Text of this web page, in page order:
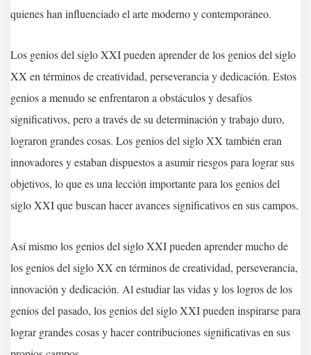
quienes han influenciado el arte moderno y contemporáneo.
Los genios del siglo XXI pueden aprender de los genios del siglo
XX en términos de creatividad, perseverancia y dedicación. Estos
genios a menudo se enfrentaron a obstáculos y desafíos
significativos, pero a través de su determinación y trabajo duro,
lograron grandes cosas. Los genios del siglo XX también eran
innovadores y estaban dispuestos a asumir riesgos para lograr sus
objetivos, lo que es una lección importante para los genios del
siglo XXI que buscan hacer avances significativos en sus campos.
Así mismo los genios del siglo XXI pueden aprender mucho de
los genios del siglo XX en términos de creatividad, perseverancia,
innovación y dedicación. Al estudiar las vidas y los logros de los
genios del pasado, los genios del siglo XXI pueden inspirarse para
lograr grandes cosas y hacer contribuciones significativas en sus